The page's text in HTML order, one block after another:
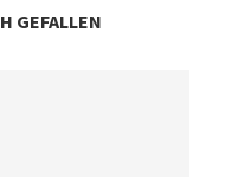
GEFALLEN